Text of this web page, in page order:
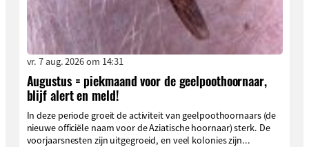
vr. 7 aug. 2026 om 14:31
Augustus = piekmaand voor de geelpoothoornaar,
blijf alert en meld!
In deze periode groeit de activiteit van geelpoothoornaars (de
nieuwe officiële naam voor de Aziatische hoornaar) sterk. De
voorjaarsnesten zijn uitgegroeid, en veel kolonies zijn...